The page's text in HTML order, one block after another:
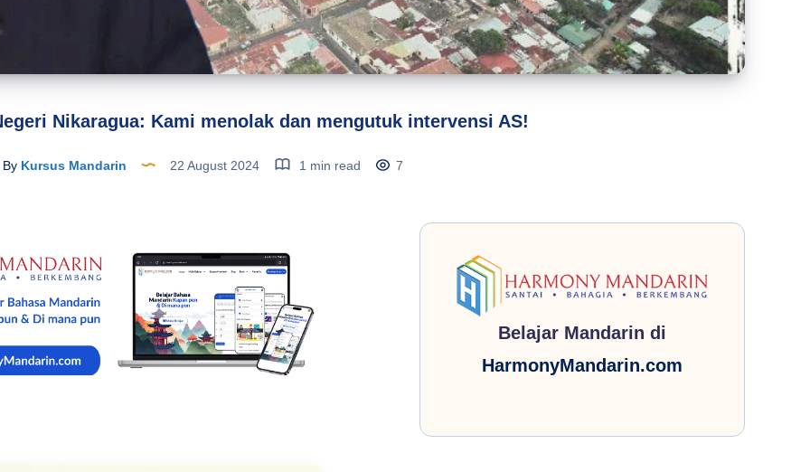
Nikaragua: Kami menolak dan mengutuk intervensi AS!
ByKursus Mandarin 22 August 2024 1 min read 7
Belajar Mandarin di
HarmonyMandarin.com